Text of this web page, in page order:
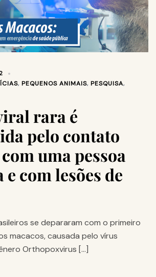
, PEQUENOS ANIMAIS, PESQUISA,
rara é
pelo contato
uma pessoa
com lesões de
se depararam com o primeiro
macacos, causada pelo vírus
Orthopoxvirus […]